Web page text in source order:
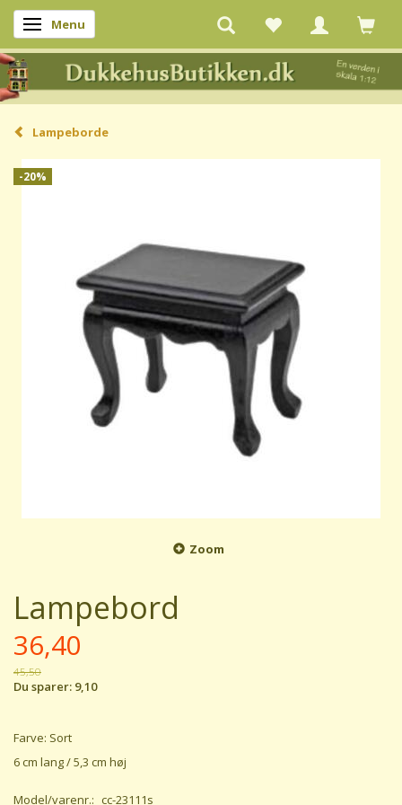
Skifte navigation
Menu
Lampeborde
-20%
Zoom
Lampebord
36,40
45,50
Du sparer: 9,10
Farve: Sort
6 cm lang / 5,3 cm høj
Model/varenr.: cc-23111s